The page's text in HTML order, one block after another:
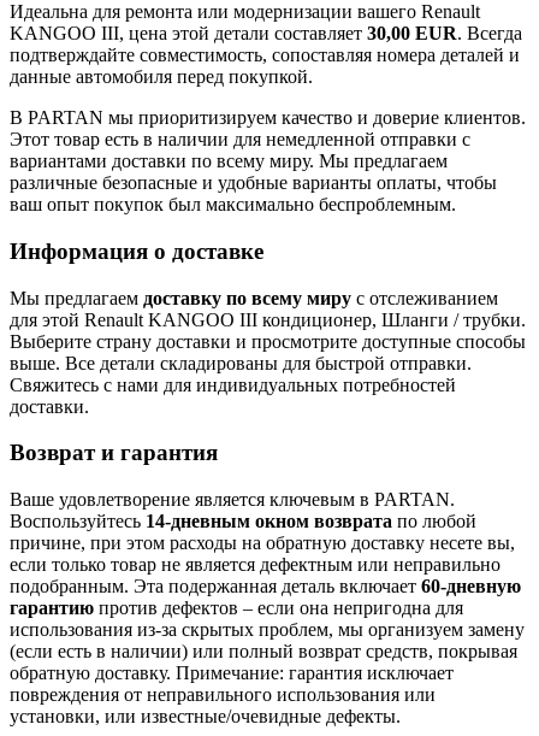
Идеальна для ремонта или модернизации вашего Renault
KANGOO III, цена этой детали составляет 30,00 EUR. Всегда
подтверждайте совместимость, сопоставляя номера деталей и
данные автомобиля перед покупкой.
В PARTAN мы приоритизируем качество и доверие клиентов.
Этот товар есть в наличии для немедленной отправки с
вариантами доставки по всему миру. Мы предлагаем
различные безопасные и удобные варианты оплаты, чтобы
ваш опыт покупок был максимально беспроблемным.
Информация о доставке
Мы предлагаем доставку по всему миру с отслеживанием
для этой Renault KANGOO III кондиционер, Шланги / трубки.
Выберите страну доставки и просмотрите доступные способы
выше. Все детали складированы для быстрой отправки.
Свяжитесь с нами для индивидуальных потребностей
доставки.
Возврат и гарантия
Ваше удовлетворение является ключевым в PARTAN.
Воспользуйтесь 14-дневным окном возврата по любой
причине, при этом расходы на обратную доставку несете вы,
если только товар не является дефектным или неправильно
подобранным. Эта подержанная деталь включает 60-дневную
гарантию против дефектов – если она непригодна для
использования из-за скрытых проблем, мы организуем замену
(если есть в наличии) или полный возврат средств, покрывая
обратную доставку. Примечание: гарантия исключает
повреждения от неправильного использования или
установки, или известные/очевидные дефекты.